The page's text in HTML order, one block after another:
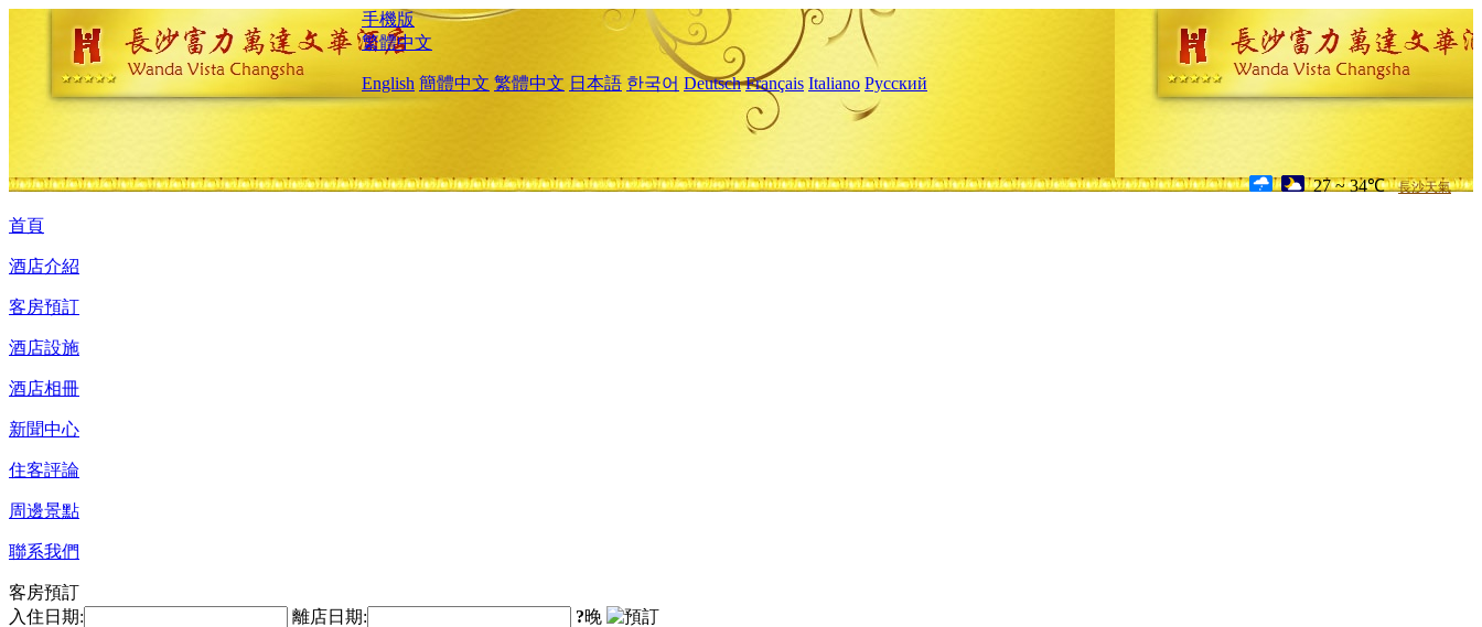
手機版
繁體中文
English 簡體中文 繁體中文 日本語 한국어 Deutsch Français Italiano Русский
27 ~ 34℃ 長沙天氣
首頁
酒店介紹
客房預訂
酒店設施
酒店相冊
新聞中心
住客評論
周邊景點
聯系我們
客房預訂
入住日期:
離店日期: ?晚